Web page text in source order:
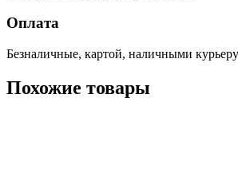
Оплата
Безналичные, картой, наличными
Похожие товары